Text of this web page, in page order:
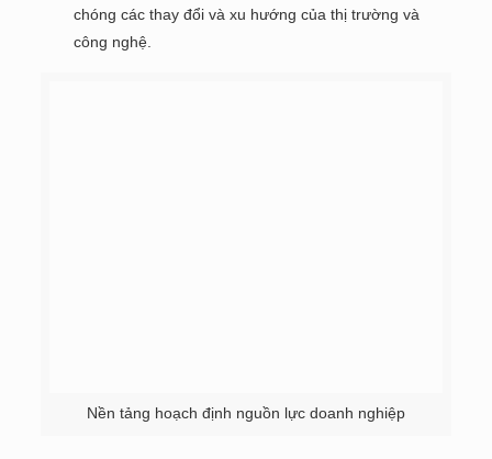
chóng các thay đổi và xu hướng của thị trường và
công nghệ.
Nền tảng hoạch định nguồn lực doanh nghiệp